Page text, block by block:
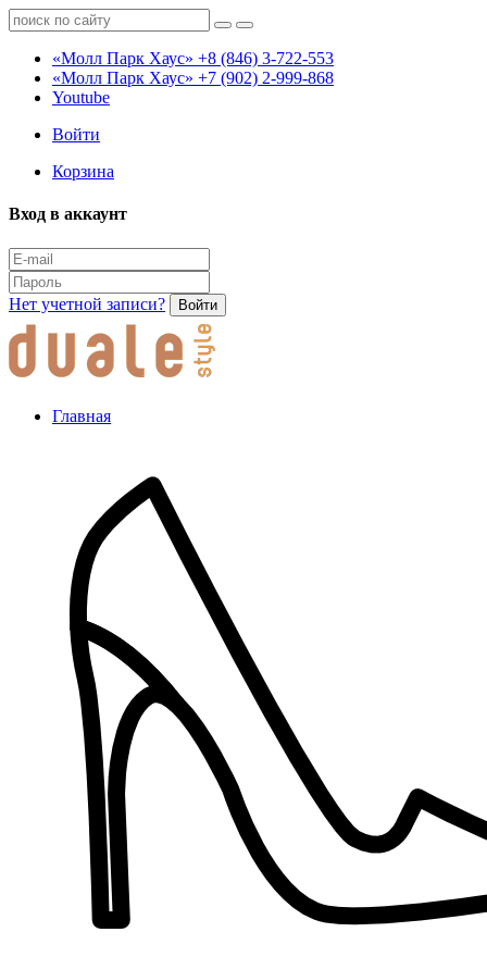
«Молл Парк Хаус» +8 (846) 3-722-553
«Молл Парк Хаус» +7 (902) 2-999-868
Youtube
Войти
Корзина
Вход в аккаунт
Нет учетной записи? Войти
Главная